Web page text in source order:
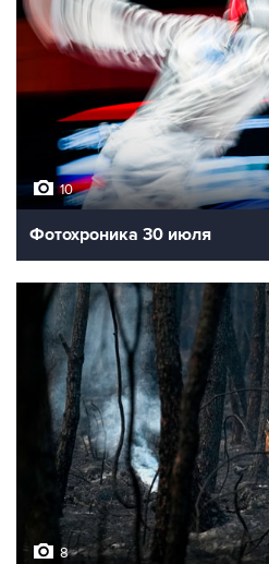
10
Фотохроника 30 июля
8